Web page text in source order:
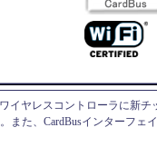
ワイヤレスコントローラに新
また、CardBusインターフェ